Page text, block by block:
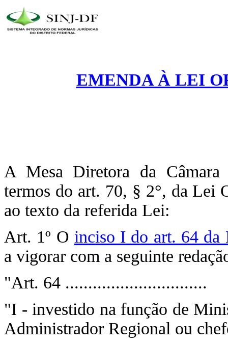
EMENDA À LEI
A Mesa Diretora da
termos do art. 70, § 2°, da Lei
ao texto da referida Lei:
Art. 1º O inciso I do art. 64 da
a vigorar com a seguinte
"Art. 64 ...............................
"I - investido na função de
Administrador Regional ou